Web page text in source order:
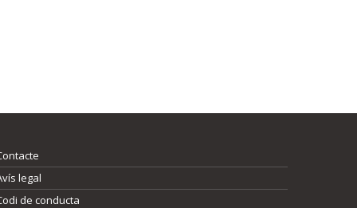
legal
de conducta